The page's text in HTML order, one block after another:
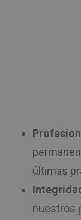
últimas
nuestros